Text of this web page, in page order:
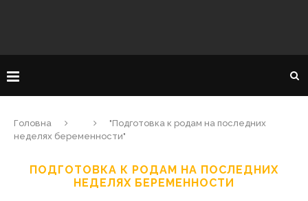
Головна
"Подготовка к родам на последних
неделях беременности"
ПОДГОТОВКА К РОДАМ НА ПОСЛЕДНИХ
НЕДЕЛЯХ БЕРЕМЕННОСТИ